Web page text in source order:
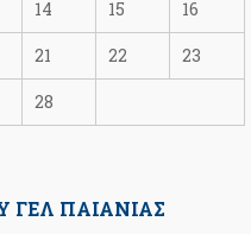
14 15 16
21 22 23
28
ΓΕΛ ΠΑΙΑΝΊΑΣ